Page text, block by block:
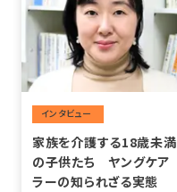
投稿
家族を介護する18歳未満
の子供たち ヤングケア
ラーの知られざる実態